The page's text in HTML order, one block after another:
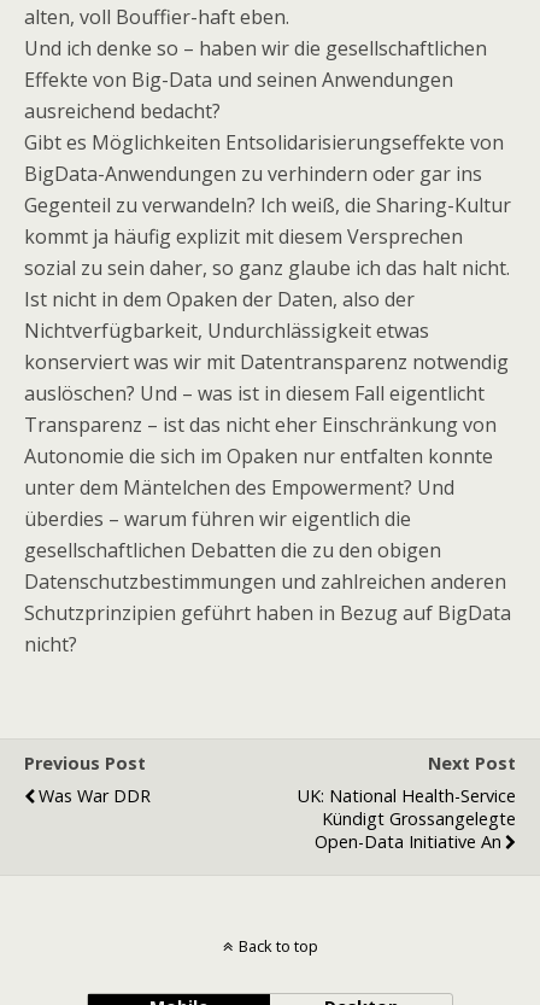
alten, voll Bouffier-haft eben.
Und ich denke so – haben wir die gesellschaftlichen
Effekte von Big-Data und seinen Anwendungen
ausreichend bedacht?
Gibt es Möglichkeiten Entsolidarisierungseffekte von
BigData-Anwendungen zu verhindern oder gar ins
Gegenteil zu verwandeln? Ich weiß, die Sharing-Kultur
kommt ja häufig explizit mit diesem Versprechen
sozial zu sein daher, so ganz glaube ich das halt nicht.
Ist nicht in dem Opaken der Daten, also der
Nichtverfügbarkeit, Undurchlässigkeit etwas
konserviert was wir mit Datentransparenz notwendig
auslöschen? Und – was ist in diesem Fall eigentlicht
Transparenz – ist das nicht eher Einschränkung von
Autonomie die sich im Opaken nur entfalten konnte
unter dem Mäntelchen des Empowerment? Und
überdies – warum führen wir eigentlich die
gesellschaftlichen Debatten die zu den obigen
Datenschutzbestimmungen und zahlreichen anderen
Schutzprinzipien geführt haben in Bezug auf BigData
nicht?
Previous Post
Was War DDR
Next Post
UK: National Health-Service
Kündigt Grossangelegte
Open-Data Initiative An
Back to top